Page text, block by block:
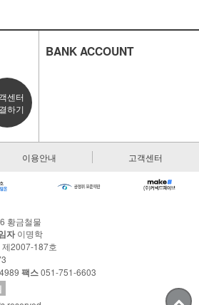
센터
하기
BANK ACCOUNT
이용안내 고객센터
황금철물
자이명학
제2007-187호
팩스051-751-6603